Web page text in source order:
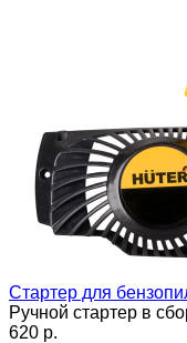
Стартер для
Ручной стартер в
620 p.